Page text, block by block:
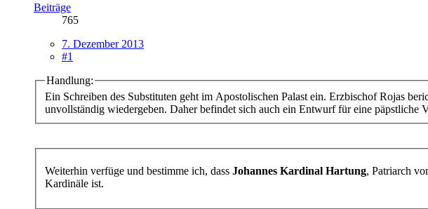
Beiträge
765
7. Dezember 2013
#1
Handlung:
Ein Schreiben des Substituten geht im Apostolischen Palast ein. Erzbischof Rojas
unvollständig wiedergeben. Daher befindet sich auch ein Entwurf für eine päpstliche
Weiterhin verfüge und bestimme ich, dass Johannes Kardinal Hartung, Patriarch
Kardinäle ist.